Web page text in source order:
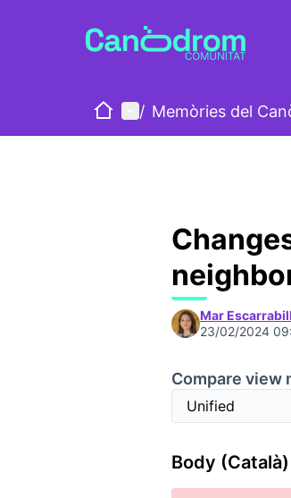
HomeMain menu
/ Memòries del
Mar Escarrabill
23/02/2024
Compare view
Body (Català)